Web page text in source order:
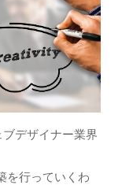
デザイナー業界
を行っていくわ